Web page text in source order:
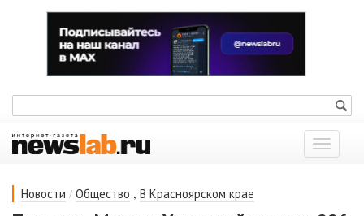
Показать
меню
Новости / Общество , В Красноярском крае